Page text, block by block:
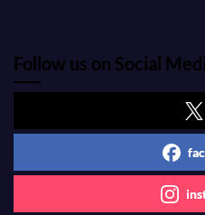
Follow us on Social